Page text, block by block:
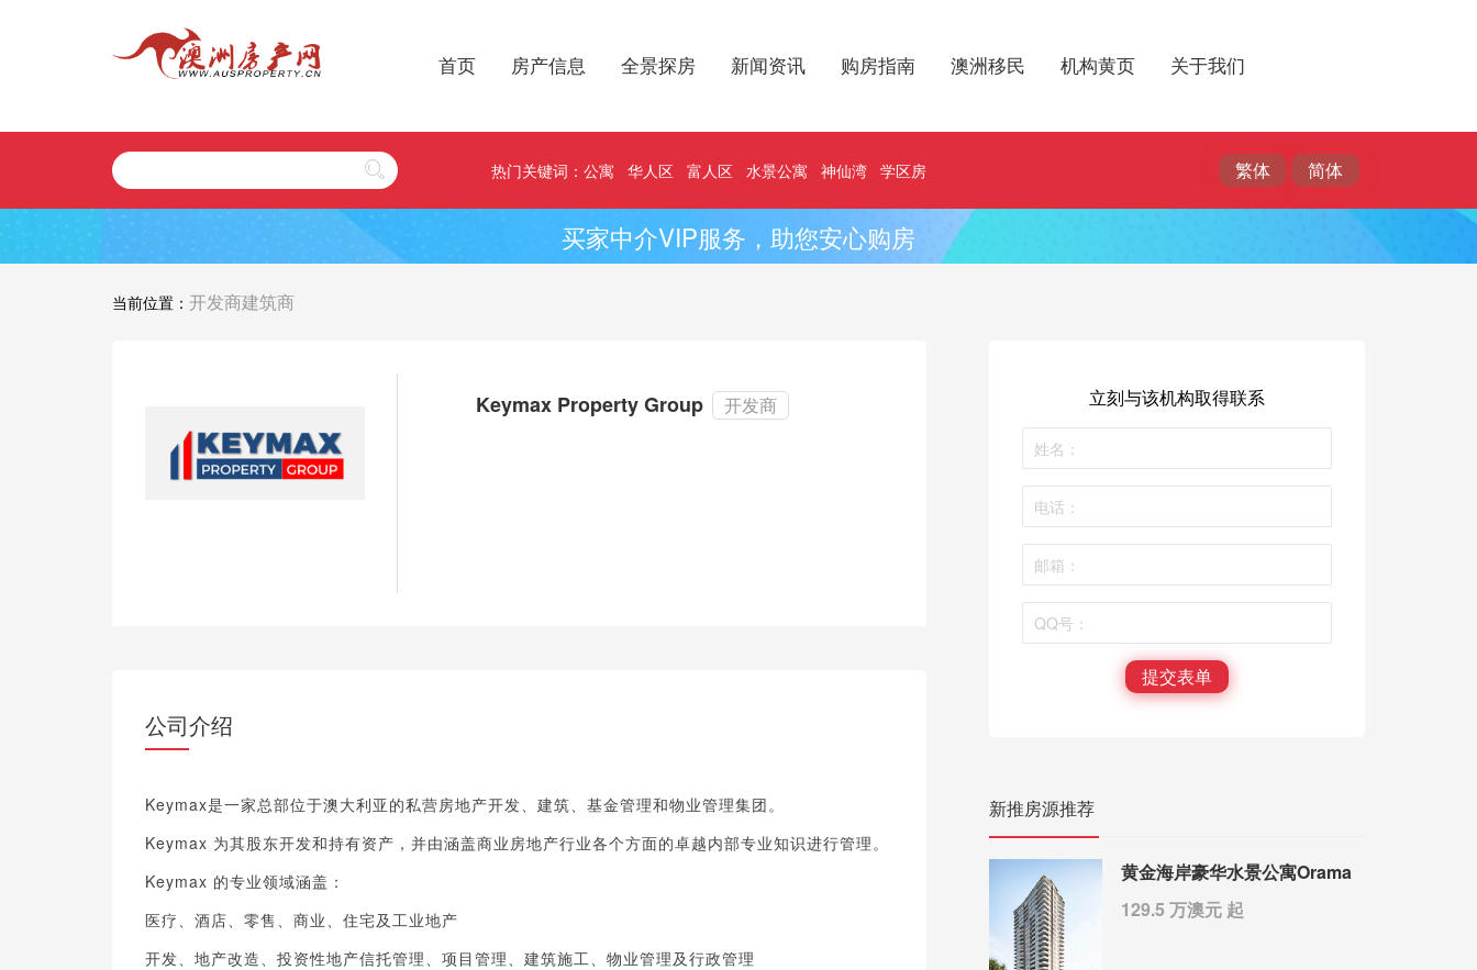
首页 房产信息 全景探房 新闻资讯 购房指南 澳洲移民 机构黄页 关于我们
热门关键词： 公寓 华人区 富人区 水景公寓 神仙湾 学区房
买家中介VIP服务，助您安心购房
当前位置： 开发商建筑商
Keymax Property Group 开发商
公司介绍
Keymax是一家总部位于澳大利亚的私营房地产开发、建筑、基金管理和物业管理集团。
Keymax 为其股东开发和持有资产，并由涵盖商业房地产行业各个方面的卓越内部专业知识进行管理。
Keymax 的专业领域涵盖：
医疗、酒店、零售、商业、住宅及工业地产
开发、地产改造、投资性地产信托管理、项目管理、建筑施工、物业管理及行政管理
立刻与该机构取得联系
提交表单
新推房源推荐
黄金海岸豪华水景公寓Orama
129.5 万澳元 起